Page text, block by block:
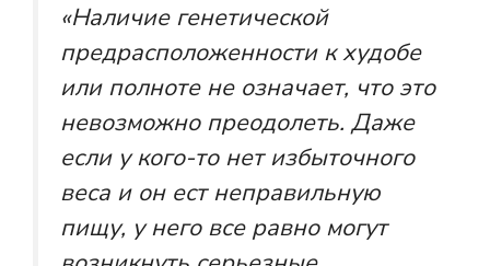
«Наличие генетической
предрасположенности к худобе
или полноте не означает, что это
невозможно преодолеть. Даже
если у кого-то нет избыточного
веса и он ест неправильную
пищу, у него все равно могут